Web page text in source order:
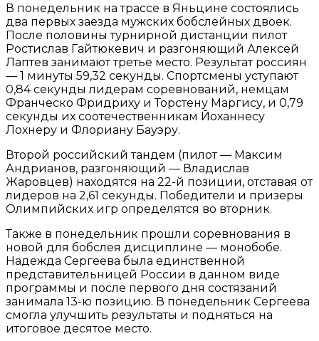
В понедельник на трассе в Яньцине состоялись
два первых заезда мужских бобслейных двоек.
После половины турнирной дистанции пилот
Ростислав Гайтюкевич и разгоняющий Алексей
Лаптев занимают третье место. Результат россиян
— 1 минуты 59,32 секунды. Спортсмены уступают
0,84 секунды лидерам соревнований, немцам
Франческо Фридриху и Торстену Маргису, и 0,79
секунды их соотечественникам Йоханнесу
Лохнеру и Флориану Бауэру.
Второй российский тандем (пилот — Максим
Андрианов, разгоняющий — Владислав
Жаровцев) находятся на 22-й позиции, отставая от
лидеров на 2,61 секунды. Победители и призеры
Олимпийских игр определятся во вторник.
Также в понедельник прошли соревнования в
новой для бобслея дисциплине — монобобе.
Надежда Сергеева была единственной
представительницей России в данном виде
программы и после первого дня состязаний
занимала 13-ю позицию. В понедельник Сергеева
смогла улучшить результаты и подняться на
итоговое десятое место.